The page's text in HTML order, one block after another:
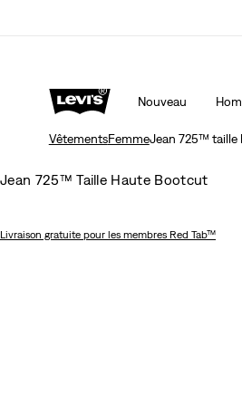
Nouveau
VêtementsFemmeJean 725™
Jean 725™ Taille Haute Bootcut
Livraison gratuite pour les membres Red Tab™